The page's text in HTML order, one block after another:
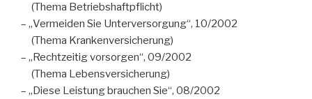
(Thema Betriebshaftpflicht)
– „Vermeiden Sie Unterversorgung“, 10/2002
(Thema Krankenversicherung)
– „Rechtzeitig vorsorgen“, 09/2002
(Thema Lebensversicherung)
– „Diese Leistung brauchen Sie“, 08/2002